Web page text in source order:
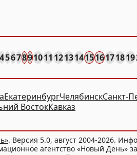
45678910111213141516171819
ЕкатеринбургЧелябинскСанкт-
ВостокКавказ
. Версия 5.0, август 2004-2026.
агентство «Новый День»